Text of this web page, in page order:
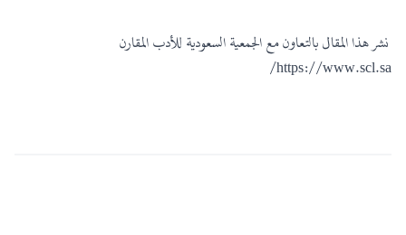
نشر هذا المقال بالتعاون مع الجمعية السعودية للأدب المقارن
https://www.scl.sa/